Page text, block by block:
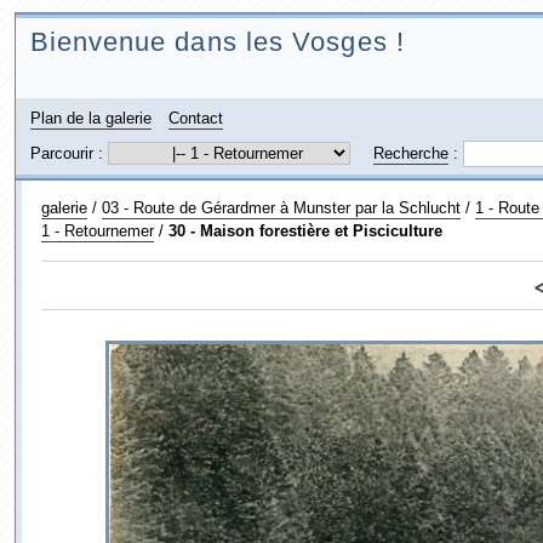
Bienvenue dans les Vosges !
Plan de la galerie
Contact
Parcourir :
Recherche:
galerie/ 03 - Route de Gérardmer à Munster par la Schlucht/ 1 -
1 - Retournemer/ 30 - Maison forestière et Pisciculture